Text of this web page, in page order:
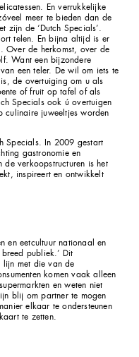
En verrukkelijke
meer te bieden dan de
zijn de ‘Dutch Specials’.
telen. En bijna altijd is er
Over de herkomst, over de
Want een bijzondere
een teler. De wil om iets te
de overtuiging om u als
of fruit op tafel of als
Specials ook ú overtuigen
culinaire juweeltjes worden
Specials. In 2009 gestart
gastronomie en
verkoopstructuren is het
inspireert en ontwikkelt
en eetcultuur nationaal en
publiek.’ Dit
lijn met die van de
komen vaak alleen
en weten niet
blij om partner te mogen
elkaar te ondersteunen
te zetten.